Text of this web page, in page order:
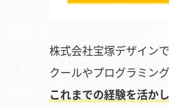
株式会社宝塚デザイン
クールやプログラミン
これまでの経験を活か